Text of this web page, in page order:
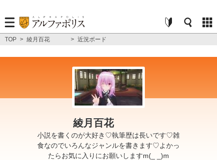
TOP > 綾月百花 > 近況ボード
綾月百花
小説を書くのが大好き♡執筆歴は長いです♡雑
食なのでいろんなジャンルを書きます♡よかっ
たらお気に入りにお願いしますm(_ _)m